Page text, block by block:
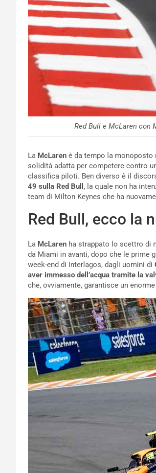
Red Bull e McLaren con
La McLaren è da tempo la
solidità adatta per competere contro
classifica piloti. Ben diverso è il
49 sulla Red Bull , la quale non ha
team di Milton Keynes che ha
Red Bull, ecco la
La McLaren ha strappato lo scettro di
da Miami in avanti, dopo che le prime
week-end di Interlagos, dagli uomini di
aver immesso dell’acqua tramite la
che, ovviamente, garantisce un